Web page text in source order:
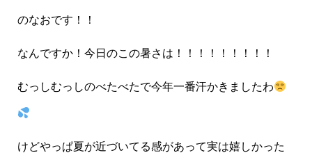
のなおです！！
なんですか！今日のこの暑さは！！！！！！！！！
むっしむっしのべたべたで今年一番汗かきましたわ
けどやっぱ夏が近づいてる感があって実は嬉しかった